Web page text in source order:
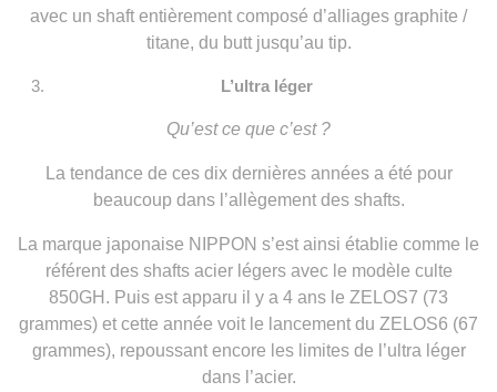
avec un shaft entièrement composé d’alliages graphite /
titane, du butt jusqu’au tip.
L’ultra léger
Qu’est ce que c’est ?
La tendance de ces dix dernières années a été pour
beaucoup dans l’allègement des shafts.
La marque japonaise NIPPON s’est ainsi établie comme le
référent des shafts acier légers avec le modèle culte
850GH. Puis est apparu il y a 4 ans le ZELOS7 (73
grammes) et cette année voit le lancement du ZELOS6 (67
grammes), repoussant encore les limites de l’ultra léger
dans l’acier.